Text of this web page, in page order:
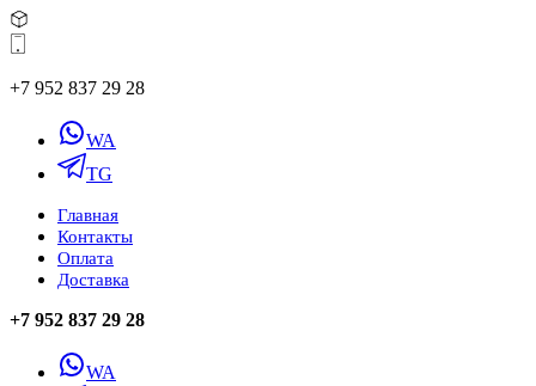
+7 952 837 29 28
WA
TG
Главная
Контакты
Оплата
Доставка
+7 952 837 29 28
WA